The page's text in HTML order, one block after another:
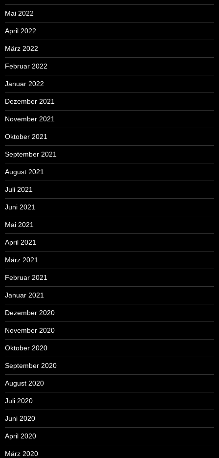
Mai 2022
April 2022
März 2022
Februar 2022
Januar 2022
Dezember 2021
November 2021
Oktober 2021
September 2021
August 2021
Juli 2021
Juni 2021
Mai 2021
April 2021
März 2021
Februar 2021
Januar 2021
Dezember 2020
November 2020
Oktober 2020
September 2020
August 2020
Juli 2020
Juni 2020
April 2020
März 2020